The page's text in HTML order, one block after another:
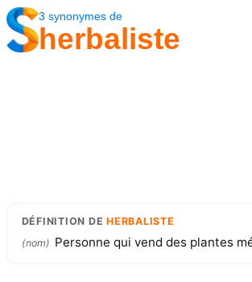
3 synonymes de
herbaliste
DÉFINITION DEHERBALISTE
(nom) Personne qui vend des plantes